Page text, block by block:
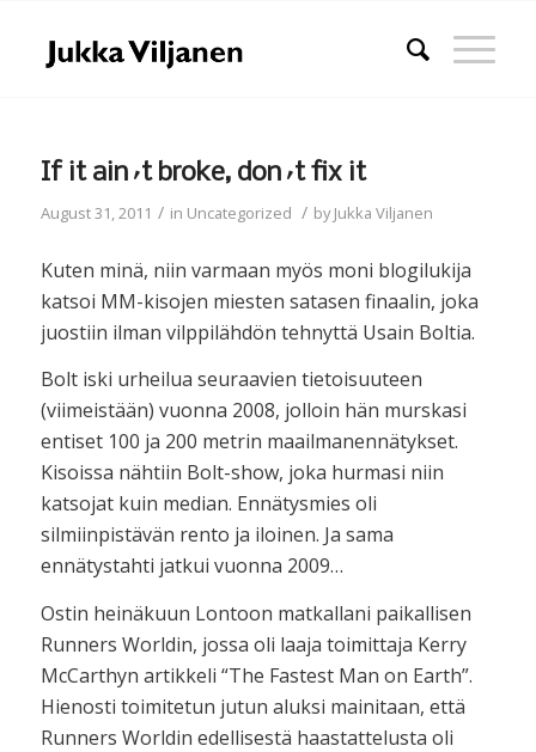
If it ain´t broke, don´t fix it
August 31, 2011 / in Uncategorized / byJukka Viljanen
Kuten minä, niin varmaan myös moni blogilukija
katsoi MM-kisojen miesten satasen finaalin, joka
juostiin ilman vilppilähdön tehnyttä Usain Boltia.
Bolt iski urheilua seuraavien tietoisuuteen
(viimeistään) vuonna 2008, jolloin hän murskasi
entiset 100 ja 200 metrin maailmanennätykset.
Kisoissa nähtiin Bolt-show, joka hurmasi niin
katsojat kuin median. Ennätysmies oli
silmiinpistävän rento ja iloinen. Ja sama
ennätystahti jatkui vuonna 2009…
Ostin heinäkuun Lontoon matkallani paikallisen
Runners Worldin, jossa oli laaja toimittaja Kerry
McCarthyn artikkeli “The Fastest Man on Earth”.
Hienosti toimitetun jutun aluksi mainitaan, että
Runners Worldin edellisestä haastattelusta oli